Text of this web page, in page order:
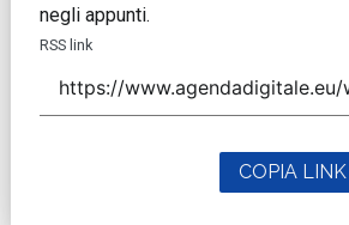
negli appunti.
RSS link
COPIA LINK